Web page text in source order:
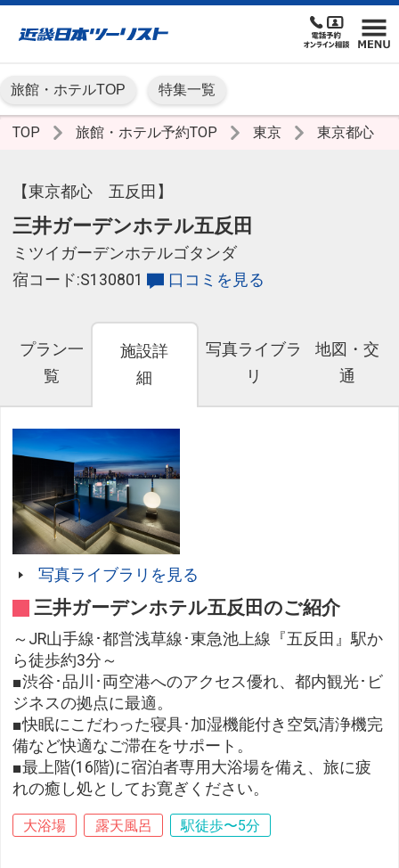
旅館・ホテルTOP 特集一覧
TOP 旅館・ホテル予約TOP 東京 東京都心
【東京都心 五反田】
三井ガーデンホテル五反田
ミツイガーデンホテルゴタンダ
宿コード:S130801
口コミを見る
プラン一
覧
施設詳
細
写真ライブラ
リ
地図・交
通
写真ライブラリを見る
三井ガーデンホテル五反田のご紹介
～JR山手線･都営浅草線･東急池上線『五反田』駅か
ら徒歩約3分～
■渋谷･品川･両空港へのアクセス優れ、都内観光･ビ
ジネスの拠点に最適。
■快眠にこだわった寝具･加湿機能付き空気清浄機完
備など快適なご滞在をサポート。
■最上階(16階)に宿泊者専用大浴場を備え、旅に疲
れの癒し処としてお寛ぎください。
大浴場 露天風呂 駅徒歩〜5分